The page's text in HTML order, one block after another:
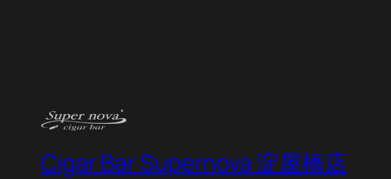
Cigar Bar Supernova 淀屋橋店